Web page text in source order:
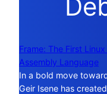
Frame: The First
Assembly Language
In a bold move
Geir Isene has